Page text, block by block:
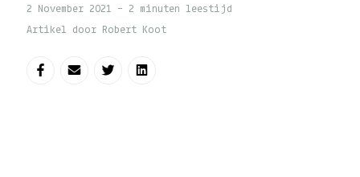
2 November 2021 - 2 minuten leestijd
Artikel door Robert Koot